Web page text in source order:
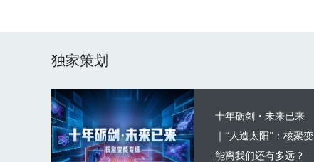
独家策划
十年砺剑・未来已来
｜“人造太阳”：核聚变
能离我们还有多远？